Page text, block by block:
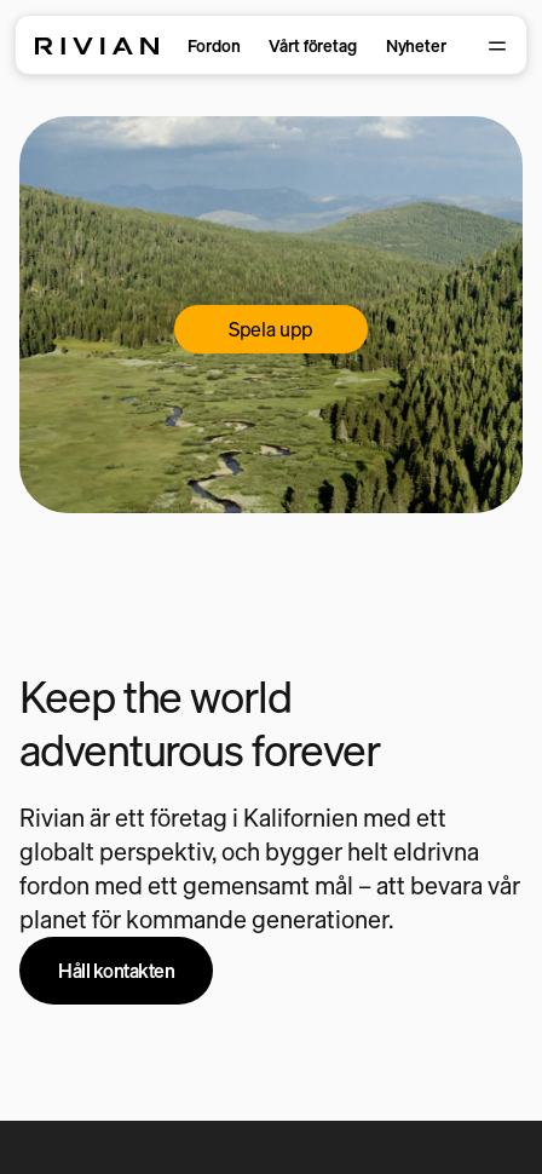
Fordon Vårt företag Nyheter
Spela upp
Keep the world
adventurous forever
Rivian är ett företag i Kalifornien med ett
globalt perspektiv, och bygger helt eldrivna
fordon med ett gemensamt mål – att bevara vår
planet för kommande generationer.
Håll kontakten